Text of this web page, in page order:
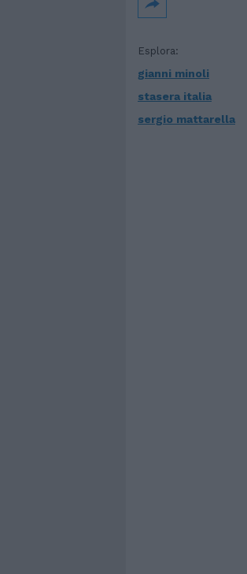
Esplora:
gianni minoli
stasera italia
sergio mattarella